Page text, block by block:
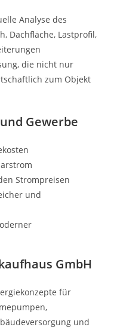
Analyse des
Dachfläche, Lastprofil,
die nicht nur
zum Objekt
Gewerbe
Strompreisen
und
GmbH
für
und